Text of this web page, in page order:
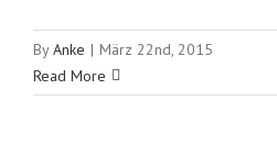
ByAnke | März 22nd, 2015
Read More